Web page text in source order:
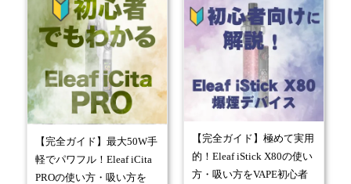
【完全ガイド】最大50W手
軽でパワフル！Eleaf iCita
PROの使い方・吸い方を
【完全ガイド】極めて実用
的！Eleaf iStick X80の使い
方・吸い方をVAPE初心者